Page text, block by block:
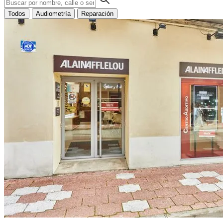
Todos Audiometría Reparación